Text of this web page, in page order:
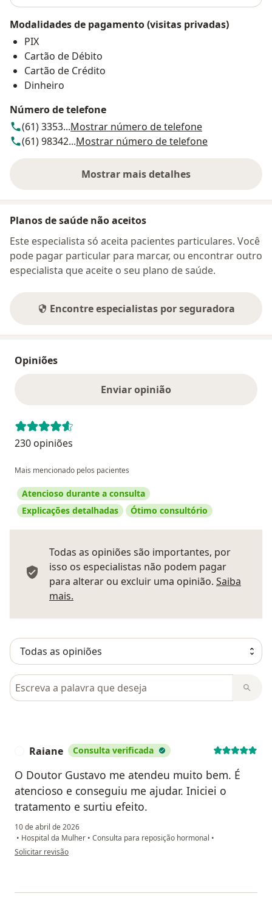
Modalidades de pagamento (visitas privadas)
PIX
Cartão de Débito
Cartão de Crédito
Dinheiro
Número de telefone
(61) 3353...Mostrar número de telefone
(61) 98342...Mostrar número de telefone
Mostrar mais detalhes
sobre o endereço
Planos de saúde não aceitos
Este especialista só aceita pacientes particulares. Você
pode pagar particular para marcar, ou encontrar outro
especialista que aceite o seu plano de saúde.
Encontre especialistas por seguradora
Opiniões
Enviar opinião
230 opiniões
Mais mencionado pelos pacientes
Atencioso durante a consulta
Explicações detalhadas
Ótimo consultório
Todas as opiniões são importantes, por
isso os especialistas não podem pagar
para alterar ou excluir uma opinião. Saiba
mais.
Pesquisar em opiniões
Raiane Consulta verificada
O Doutor Gustavo me atendeu muito bem. É
atencioso e conseguiu me ajudar. Iniciei o
tratamento e surtiu efeito.
10 de abril de 2026
• Hospital da Mulher • Consulta para reposição hormonal •
na opinião do utilizador Raiane
Solicitar revisão